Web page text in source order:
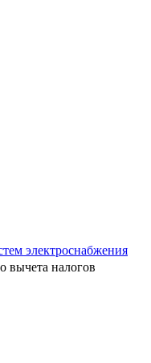
электроснабжения
вычета налогов